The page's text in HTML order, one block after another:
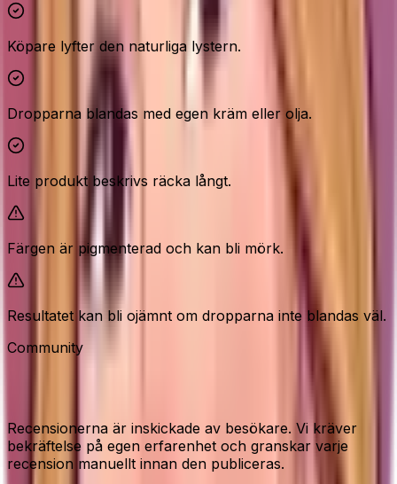
Köpare lyfter den naturliga lystern.
Dropparna blandas med egen kräm eller olja.
Lite produkt beskrivs räcka långt.
Färgen är pigmenterad och kan bli mörk.
Resultatet kan bli ojämnt om dropparna inte blandas väl.
Community
Recensioner från våra besökare
Recensionerna är inskickade av besökare. Vi kräver
bekräftelse på egen erfarenhet och granskar varje
recension manuellt innan den publiceras.